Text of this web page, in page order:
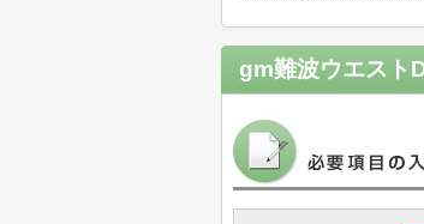
gm難波ウエスト